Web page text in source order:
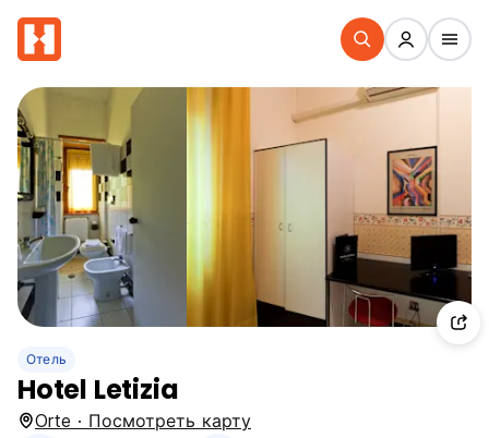
Отель
Hotel Letizia
Orte · Посмотреть карту